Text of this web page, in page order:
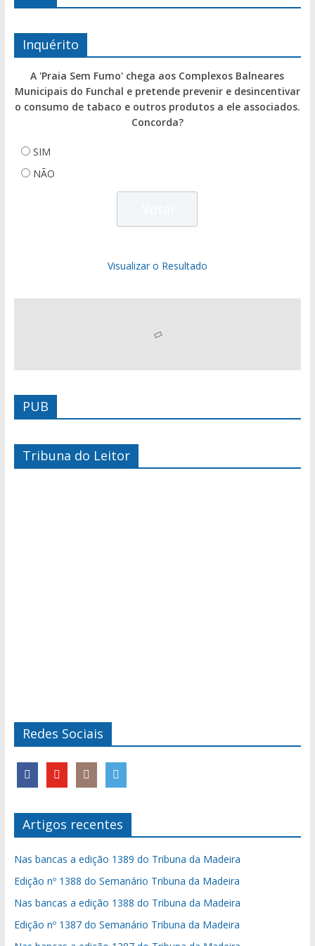
Inquérito
A 'Praia Sem Fumo' chega aos Complexos Balneares
Municipais do Funchal e pretende prevenir e desincentivar
o consumo de tabaco e outros produtos a ele associados.
Concorda?
SIM
NÃO
Visualizar o Resultado
PUB
Tribuna do Leitor
Redes Sociais
Artigos recentes
Nas bancas a edição 1389 do Tribuna da Madeira
Edição nº 1388 do Semanário Tribuna da Madeira
Nas bancas a edição 1388 do Tribuna da Madeira
Edição nº 1387 do Semanário Tribuna da Madeira